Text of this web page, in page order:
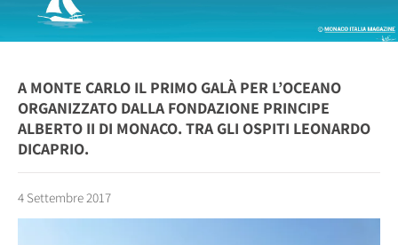
A MONTE CARLO IL PRIMO GALÀ PER L’OCEANO
ORGANIZZATO DALLA FONDAZIONE PRINCIPE
ALBERTO II DI MONACO. TRA GLI OSPITI LEONARDO
DICAPRIO.
4 Settembre 2017